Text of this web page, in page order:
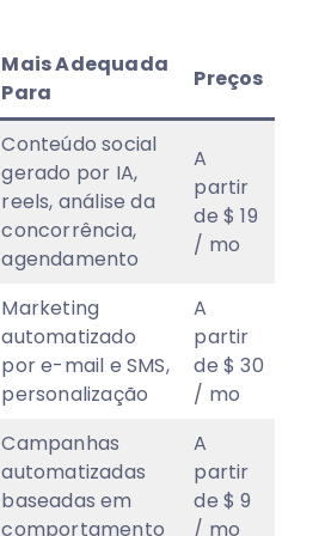
Mais Adequada
Para
Preços
Conteúdo social
gerado por IA,
reels, análise da
concorrência,
agendamento
A
partir
de $ 19
/ mo
Marketing
automatizado
por e-mail e SMS,
personalização
A
partir
de $ 30
/ mo
Campanhas
automatizadas
baseadas em
comportamento
A
partir
de $ 9
/ mo